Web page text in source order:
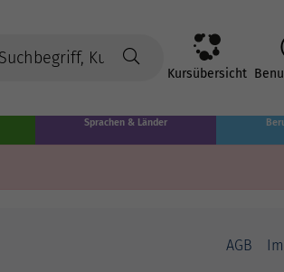
Kursübersicht
Sprachen & Länder
AGB